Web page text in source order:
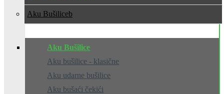
Aku Bušilice
Aku Bušilice
Aku bušilice - klasične
Aku udarne bušilice
Aku bušaći čekići